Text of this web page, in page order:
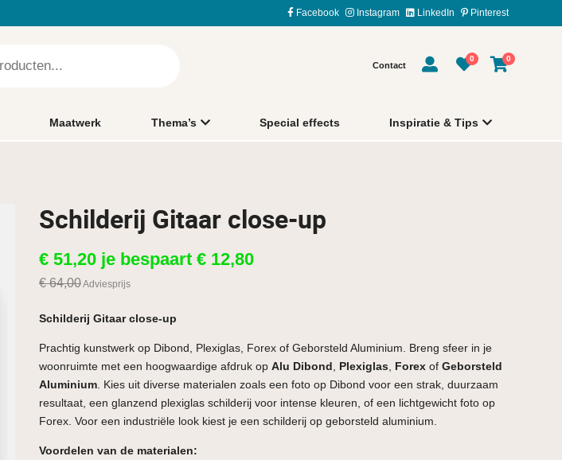
Facebook Instagram LinkedIn Pinterest
Contact
0 0
Maatwerk Thema’s Special effects Inspiratie & Tips
Schilderij Gitaar close-up
€ 51,20 je bespaart € 12,80
€64,00Adviesprijs
Schilderij Gitaar close-up
Prachtig kunstwerk op Dibond, Plexiglas, Forex of Geborsteld Aluminium. Breng sfeer in je
woonruimte met een hoogwaardige afdruk op Alu Dibond Plexiglas Forex of Geborsteld
Aluminium . Kies uit diverse materialen zoals een foto op Dibond voor een strak, duurzaam
resultaat, een glanzend plexiglas schilderij voor intense kleuren, of een lichtgewicht foto op
Forex. Voor een industriële look kiest je een schilderij op geborsteld aluminium.
Voordelen van de materialen: